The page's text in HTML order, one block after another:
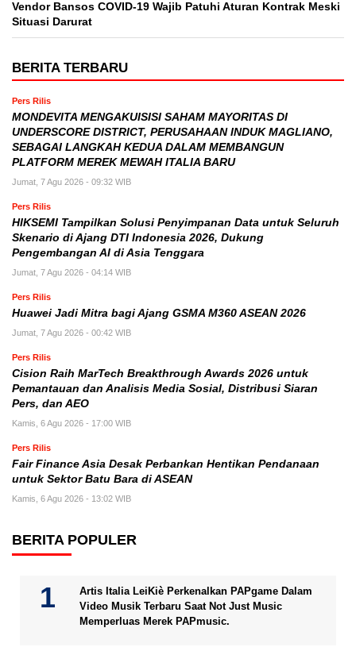
Vendor Bansos COVID-19 Wajib Patuhi Aturan Kontrak Meski
Situasi Darurat
BERITA TERBARU
Pers Rilis
MONDEVITA MENGAKUISISI SAHAM MAYORITAS DI
UNDERSCORE DISTRICT, PERUSAHAAN INDUK MAGLIANO,
SEBAGAI LANGKAH KEDUA DALAM MEMBANGUN
PLATFORM MEREK MEWAH ITALIA BARU
Jumat, 7 Agu 2026 - 09:32 WIB
Pers Rilis
HIKSEMI Tampilkan Solusi Penyimpanan Data untuk Seluruh
Skenario di Ajang DTI Indonesia 2026, Dukung
Pengembangan AI di Asia Tenggara
Jumat, 7 Agu 2026 - 04:14 WIB
Pers Rilis
Huawei Jadi Mitra bagi Ajang GSMA M360 ASEAN 2026
Jumat, 7 Agu 2026 - 00:42 WIB
Pers Rilis
Cision Raih MarTech Breakthrough Awards 2026 untuk
Pemantauan dan Analisis Media Sosial, Distribusi Siaran
Pers, dan AEO
Kamis, 6 Agu 2026 - 17:00 WIB
Pers Rilis
Fair Finance Asia Desak Perbankan Hentikan Pendanaan
untuk Sektor Batu Bara di ASEAN
Kamis, 6 Agu 2026 - 13:02 WIB
BERITA POPULER
Artis Italia LeiKiè Perkenalkan PAPgame Dalam
Video Musik Terbaru Saat Not Just Music
Memperluas Merek PAPmusic.